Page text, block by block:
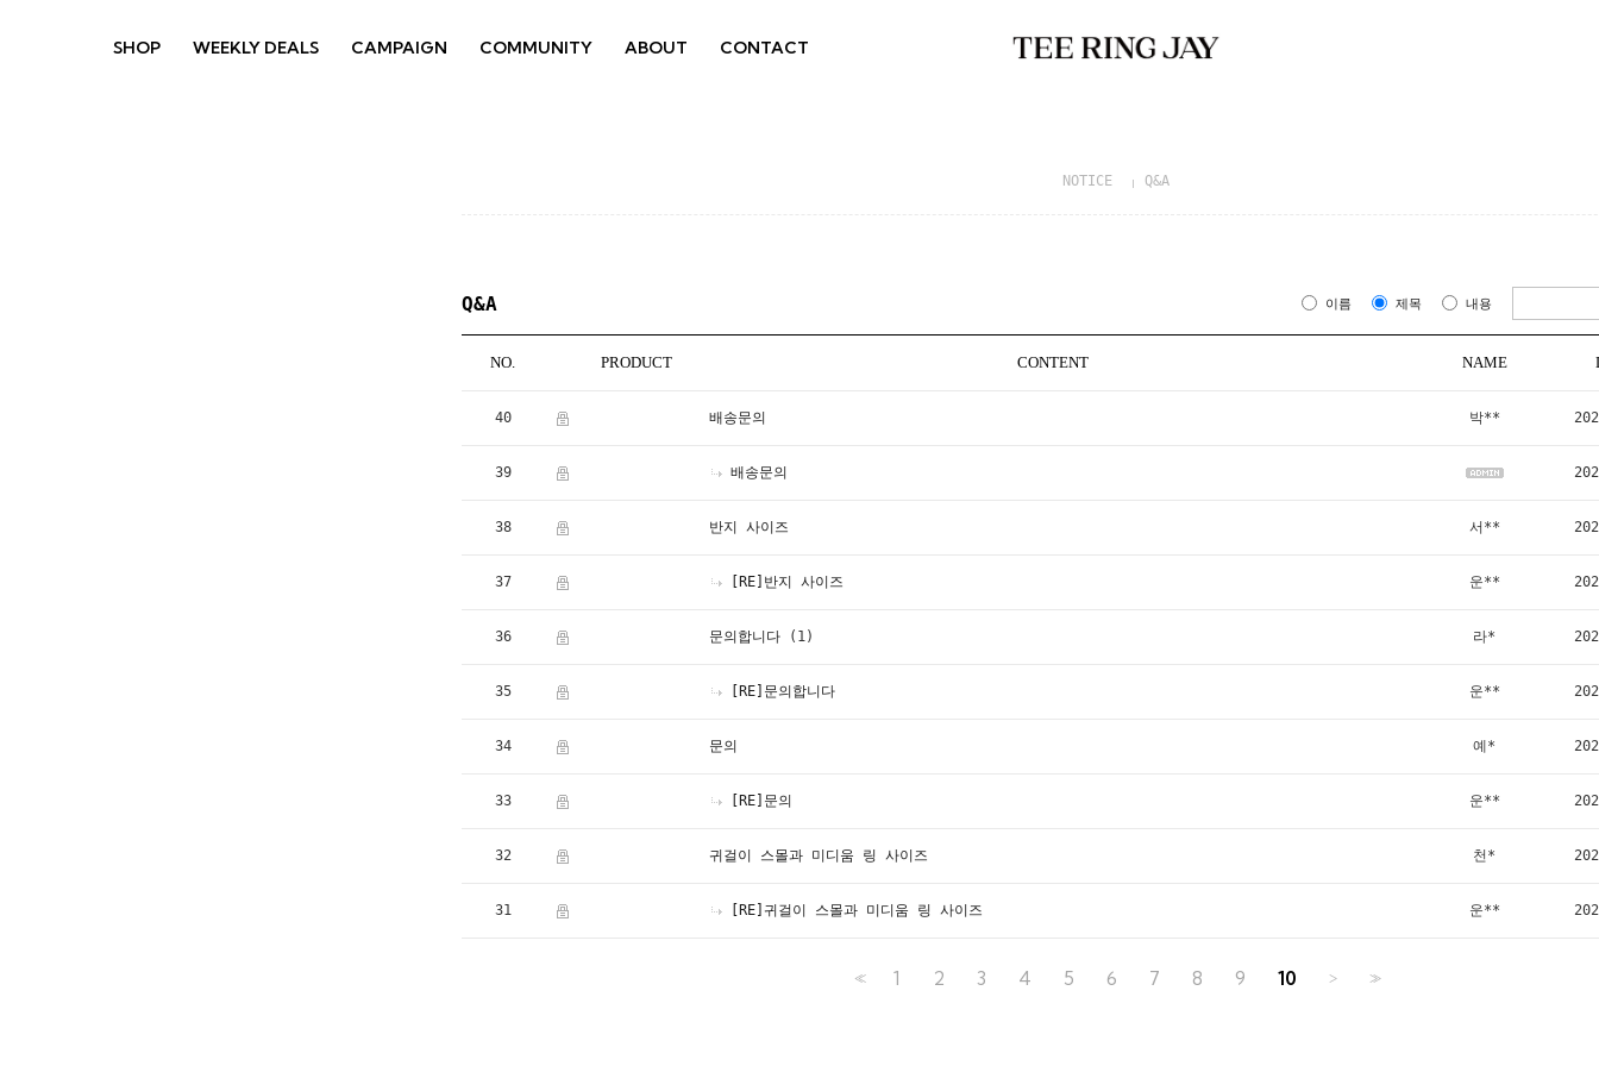
SHOP WEEKLY DEALS CAMPAIGN COMMUNITY ABOUT CONTACT
NOTICE Q&A
Q&A 이름 제목 내용
NO. PRODUCT CONTENT NAME
40 배송문의 박**
39 배송문의
38 반지 사이즈 서**
37 [RE]반지 사이즈 운**
36 문의합니다 (1) 라*
35 [RE]문의합니다 운**
34 문의 예*
33 [RE]문의 운**
32 귀걸이 스몰과 미디움 링 사이즈 천*
31 [RE]귀걸이 스몰과 미디움 링 사이즈 운**
<< 1 2 3 4 5 6 7 8 9 10 > >>